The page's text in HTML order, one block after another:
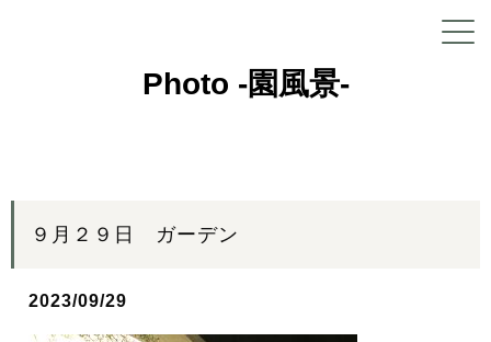
Photo -園風景-
９月２９日 ガーデン
2023/09/29